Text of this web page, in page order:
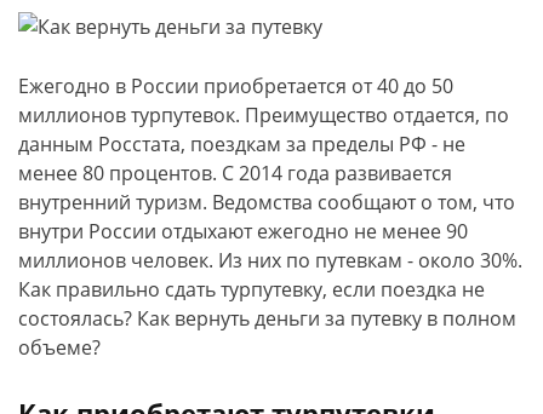
Ежегодно в России приобретается от 40 до 50
миллионов турпутевок. Преимущество отдается, по
данным Росстата, поездкам за пределы РФ - не
менее 80 процентов. С 2014 года развивается
внутренний туризм. Ведомства сообщают о том, что
внутри России отдыхают ежегодно не менее 90
миллионов человек. Из них по путевкам - около 30%.
Как правильно сдать турпутевку, если поездка не
состоялась? Как вернуть деньги за путевку в полном
объеме?